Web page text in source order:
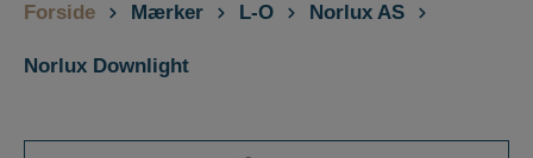
Forside Mærker L-O Norlux AS
Norlux Downlight